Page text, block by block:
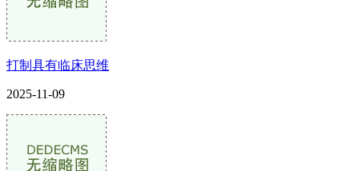
打制具有临床思维
2025-11-09